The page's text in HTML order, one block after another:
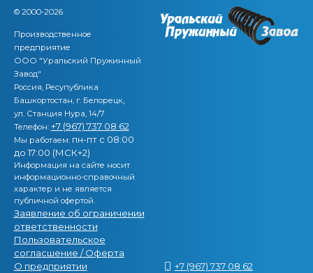
© 2000-2026
Производственное
предприятие
ООО "Уральский Пружинный
Завод"
Россия, Ресупублика
Башкортостан, г. Белорецк,
ул. Станция Нура, 14/7
Телефон: +7 (967) 737 08 62
Мы работаем: пн-пт с 08:00
до 17:00 (МСК+2)
Информация на сайте носит
информационно-справочный
характер и не является
публичной офертой.
Заявление об ограничении
ответственности
Пользовательское
согласшение / Оферта
О предприятии
+7 (967) 737 08 62